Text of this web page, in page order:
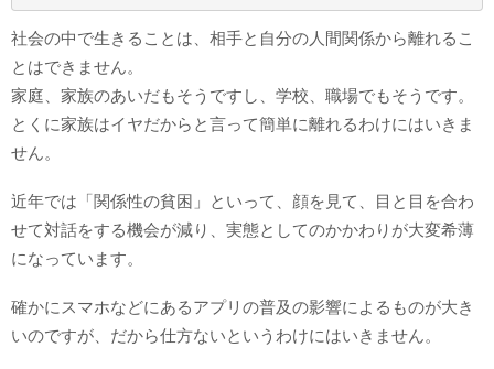
社会の中で生きることは、相手と自分の人間関係から離れるこ
とはできません。
家庭、家族のあいだもそうですし、学校、職場でもそうです。
とくに家族はイヤだからと言って簡単に離れるわけにはいきま
せん。
近年では「関係性の貧困」といって、顔を見て、目と目を合わ
せて対話をする機会が減り、実態としてのかかわりが大変希薄
になっています。
確かにスマホなどにあるアプリの普及の影響によるものが大き
いのですが、だから仕方ないというわけにはいきません。